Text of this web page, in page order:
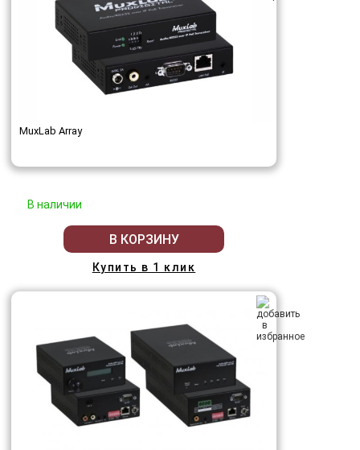
MuxLab Array
В наличии
В КОРЗИНУ
Купить в 1 клик